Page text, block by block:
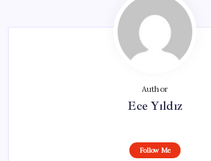
Author
Ece Yıldız
Follow Me